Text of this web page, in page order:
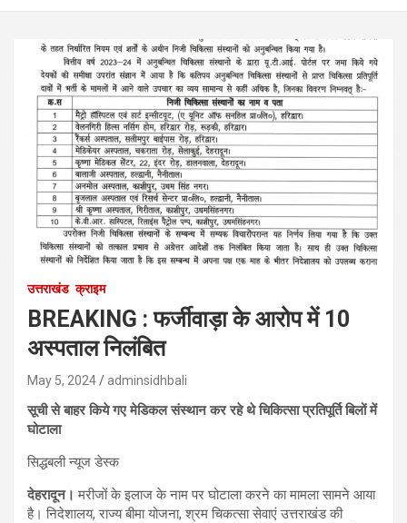
उत्तराखंड क्राइम
BREAKING : फर्जीवाड़ा के आरोप में 10
अस्पताल निलंबित
May 5, 2024 adminsidhbali
सूची से बाहर किये गए मेडिकल संस्थान कर रहे थे चिकित्सा प्रतिपूर्ति बिलों में
घोटाला
सिद्धबली न्यूज डेस्क
देहरादून। मरीजों के इलाज के नाम पर घोटाला करने का मामला सामने आया
है। निदेशालय, राज्य बीमा योजना, श्रम चिकत्सा सेवाएं उत्तराखंड की